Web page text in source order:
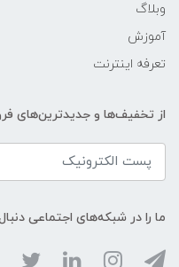
وبلاگ
آموزش
تعرفه اینترنت
از تخفیف‌ها و جدیدترین‌های
ما را در شبکه‌های اجتماعی